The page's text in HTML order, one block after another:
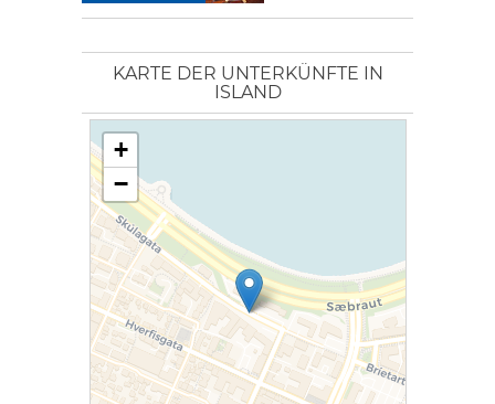
KARTE DER UNTERKÜNFTE IN
ISLAND
+
−